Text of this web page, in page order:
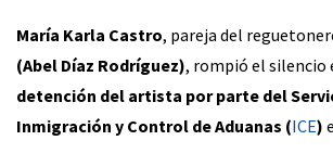
María Karla Castro, pareja del
(Abel Díaz Rodríguez), rompió el silencio
detención del artista por parte del
Inmigración y Control de Aduanas (ICE)